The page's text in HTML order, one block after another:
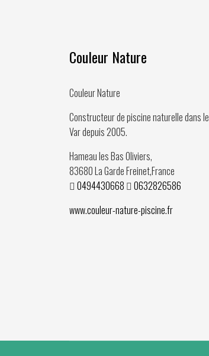
Couleur Nature
Couleur Nature
Constructeur de piscine naturelle dans le
Var depuis2005.
Hameau les Bas Oliviers,
83680La Garde Freinet,France
0494430668
0632826586
www.couleur-nature-piscine.fr